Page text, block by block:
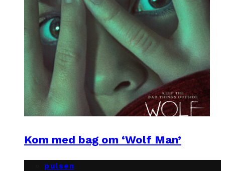
Kom med bag om ‘Wolf Man’
pulsen